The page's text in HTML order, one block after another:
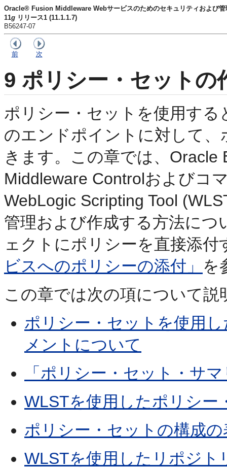
Oracle® Fusion Middleware Webサービスのためのセキュリティおよび管
11g リリース1 (11.1.1.7)
B56247-07
前 次
9 ポリシー・セットの
ポリシー・セットを使用す
のエンドポイントに対して
きます。この章では、Oracle
Middleware Controlおよびコ
WebLogic Scripting Tool
管理および作成する方法に
ェクトにポリシーを直接添付
ビスへのポリシーの添付」 を
この章では次の項について説
ポリシー・セットを使用
メントについて
「ポリシー・セット・サ
WLSTを使用したポリシー
ポリシー・セットの構成の
WLSTを使用したリポジト